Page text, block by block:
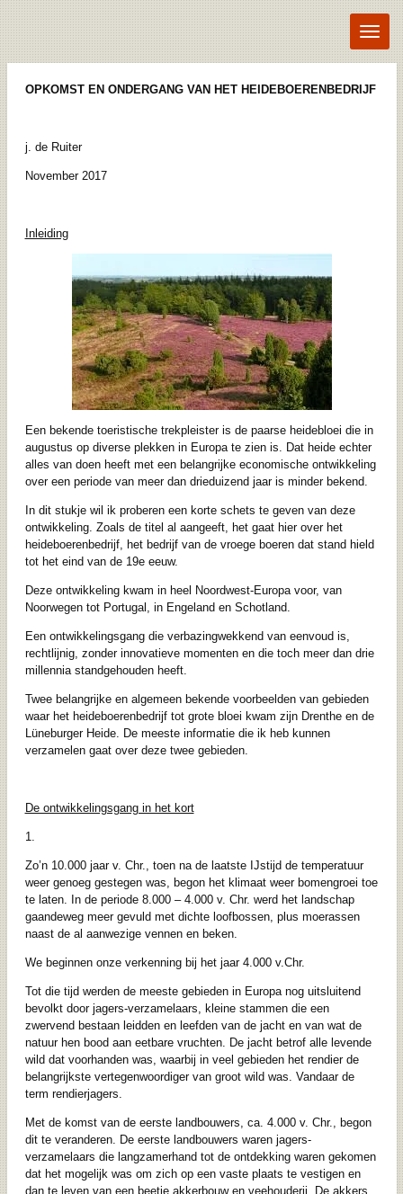
hoofdinhoud
OPKOMST EN ONDERGANG VAN HET HEIDEBOERENBEDRIJF
j. de Ruiter
November 2017
Inleiding
Een bekende toeristische trekpleister is de paarse heidebloei die in
augustus op diverse plekken in Europa te zien is. Dat heide echter
alles van doen heeft met een belangrijke economische ontwikkeling
over een periode van meer dan drieduizend jaar is minder bekend.
In dit stukje wil ik proberen een korte schets te geven van deze
ontwikkeling. Zoals de titel al aangeeft, het gaat hier over het
heideboerenbedrijf, het bedrijf van de vroege boeren dat stand hield
tot het eind van de 19e eeuw.
Deze ontwikkeling kwam in heel Noordwest-Europa voor, van
Noorwegen tot Portugal, in Engeland en Schotland.
Een ontwikkelingsgang die verbazingwekkend van eenvoud is,
rechtlijnig, zonder innovatieve momenten en die toch meer dan drie
millennia standgehouden heeft.
Twee belangrijke en algemeen bekende voorbeelden van gebieden
waar het heideboerenbedrijf tot grote bloei kwam zijn Drenthe en de
Lüneburger Heide. De meeste informatie die ik heb kunnen
verzamelen gaat over deze twee gebieden.
De ontwikkelingsgang in het kort
1.
Zo’n 10.000 jaar v. Chr., toen na de laatste IJstijd de temperatuur
weer genoeg gestegen was, begon het klimaat weer bomengroei toe
te laten. In de periode 8.000 – 4.000 v. Chr. werd het landschap
gaandeweg meer gevuld met dichte loofbossen, plus moerassen
naast de al aanwezige vennen en beken.
We beginnen onze verkenning bij het jaar 4.000 v.Chr.
Tot die tijd werden de meeste gebieden in Europa nog uitsluitend
bevolkt door jagers-verzamelaars, kleine stammen die een
zwervend bestaan leidden en leefden van de jacht en van wat de
natuur hen bood aan eetbare vruchten. De jacht betrof alle levende
wild dat voorhanden was, waarbij in veel gebieden het rendier de
belangrijkste vertegenwoordiger van groot wild was. Vandaar de
term rendierjagers.
Met de komst van de eerste landbouwers, ca. 4.000 v. Chr., begon
dit te veranderen. De eerste landbouwers waren jagers-
verzamelaars die langzamerhand tot de ontdekking waren gekomen
dat het mogelijk was om zich op een vaste plaats te vestigen en
dan te leven van een beetje akkerbouw en veehouderij. De akkers